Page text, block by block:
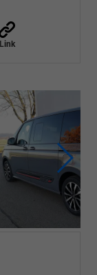
Link